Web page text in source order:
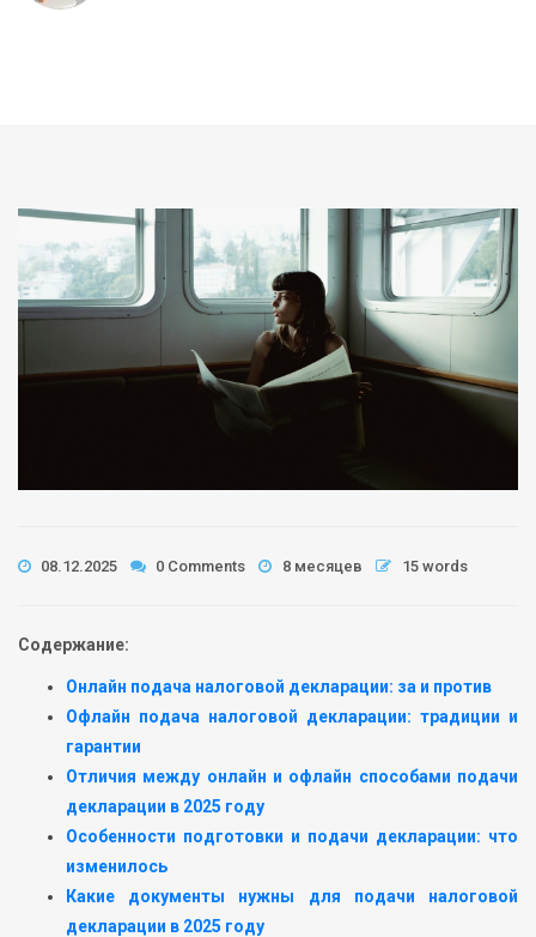
08.12.2025 0 Comments 8 месяцев 15 words
Содержание:
Онлайн подача налоговой декларации: за и против
Офлайн подача налоговой декларации: традиции и
гарантии
Отличия между онлайн и офлайн способами подачи
декларации в 2025 году
Особенности подготовки и подачи декларации: что
изменилось
Какие документы нужны для подачи налоговой
декларации в 2025 году